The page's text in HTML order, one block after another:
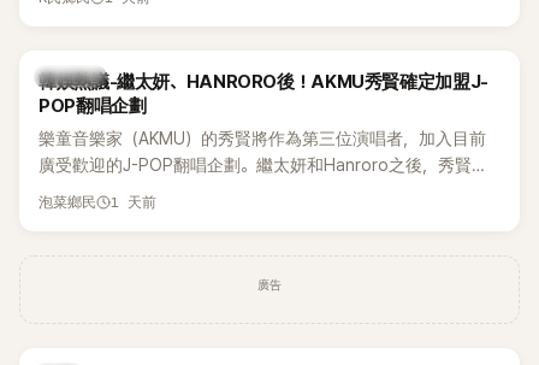
為第五代女團中極具辨識度的新生代代表之一。
熱議討論
韓娛熱議-繼太妍、HANRORO後！AKMU秀賢確定加盟J-
POP翻唱企劃
樂童音樂家（AKMU）的秀賢將作為第三位演唱者，加入目前
廣受歡迎的J-POP翻唱企劃。繼太妍和Hanroro之後，秀賢已
獲選為第三首翻唱歌曲的主唱，並於近期完成錄音。
泡菜鄉民 1 天前
廣告